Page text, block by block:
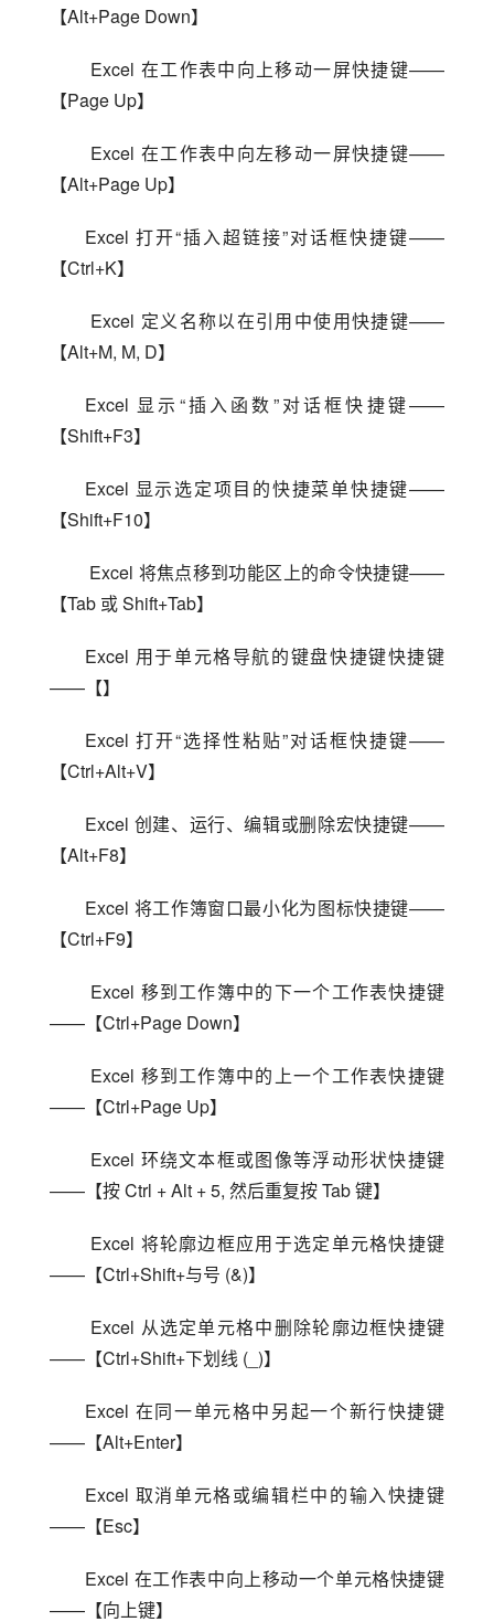
【Alt+Page Down】
【Page Up】
【Alt+Page Up】
Excel 打开“插入超链接”对话框快捷键——
【Ctrl+K】
【Alt+M, M, D】
Excel 显示“插入函数”对话框快捷键——
【Shift+F3】
Excel 显示选定项目的快捷菜单快捷键——
【Shift+F10】
【Tab 或 Shift+Tab】
Excel 用于单元格导航的键盘快捷键快捷键
——【】
Excel 打开“选择性粘贴”对话框快捷键——
【Ctrl+Alt+V】
Excel 创建、运行、编辑或删除宏快捷键——
【Alt+F8】
Excel 将工作簿窗口最小化为图标快捷键——
【Ctrl+F9】
——【Ctrl+Page Down】
——【Ctrl+Page Up】
——【按 Ctrl + Alt + 5, 然后重复按 Tab 键】
——【Ctrl+Shift+与号 (&)】
——【Ctrl+Shift+下划线 (_)】
Excel 在同一单元格中另起一个新行快捷键
——【Alt+Enter】
Excel 取消单元格或编辑栏中的输入快捷键
——【Esc】
Excel 在工作表中向上移动一个单元格快捷键
——【向上键】